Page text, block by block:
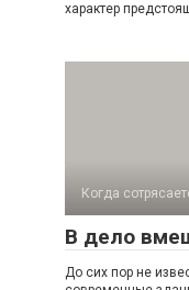
ха­рактер
Когда
В дело
До сих пор не